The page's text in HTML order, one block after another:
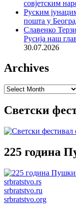
совјетским
Руским
пошта у
Славенко
Русија наш
30.07.2026
Archives
Archives
Светски
225 година
srbratstvo.rs
srbratstvo.ru
srbratstvo.org